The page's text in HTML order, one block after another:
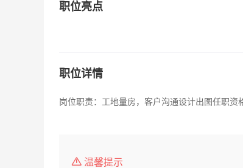
职位亮点
职位详情
岗位职责：工地量房，客户沟通设计出图任职资
温馨提示